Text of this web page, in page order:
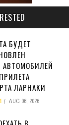
БУДЕТ
АВТОМОБИЛЕЙ
ЛАРНАКИ
AUG 06, 2026